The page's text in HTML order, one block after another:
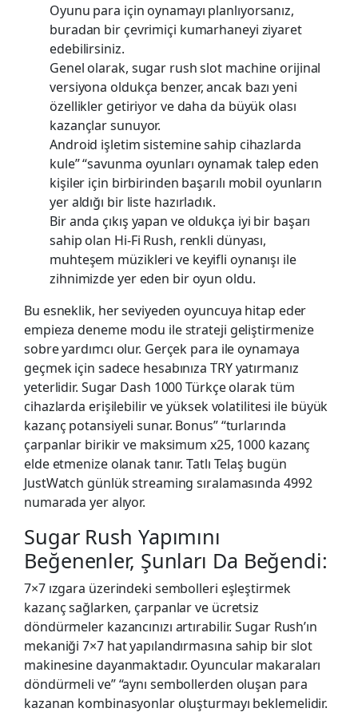
Oyunu para için oynamayı planlıyorsanız,
buradan bir çevrimiçi kumarhaneyi ziyaret
edebilirsiniz.
Genel olarak, sugar rush slot machine orijinal
versiyona oldukça benzer, ancak bazı yeni
özellikler getiriyor ve daha da büyük olası
kazançlar sunuyor.
Android işletim sistemine sahip cihazlarda
kule” “savunma oyunları oynamak talep eden
kişiler için birbirinden başarılı mobil oyunların
yer aldığı bir liste hazırladık.
Bir anda çıkış yapan ve oldukça iyi bir başarı
sahip olan Hi-Fi Rush, renkli dünyası,
muhteşem müzikleri ve keyifli oynanışı ile
zihnimizde yer eden bir oyun oldu.
Bu esneklik, her seviyeden oyuncuya hitap eder
empieza deneme modu ile strateji geliştirmenize
sobre yardımcı olur. Gerçek para ile oynamaya
geçmek için sadece hesabınıza TRY yatırmanız
yeterlidir. Sugar Dash 1000 Türkçe olarak tüm
cihazlarda erişilebilir ve yüksek volatilitesi ile büyük
kazanç potansiyeli sunar. Bonus” “turlarında
çarpanlar birikir ve maksimum x25, 1000 kazanç
elde etmenize olanak tanır. Tatlı Telaş bugün
JustWatch günlük streaming sıralamasında 4992
numarada yer alıyor.
Sugar Rush Yapımını
Beğenenler, Şunları Da Beğendi:
7×7 ızgara üzerindeki sembolleri eşleştirmek
kazanç sağlarken, çarpanlar ve ücretsiz
döndürmeler kazancınızı artırabilir. Sugar Rush’ın
mekaniği 7×7 hat yapılandırmasına sahip bir slot
makinesine dayanmaktadır. Oyuncular makaraları
döndürmeli ve” “aynı sembollerden oluşan para
kazanan kombinasyonlar oluşturmayı beklemelidir.